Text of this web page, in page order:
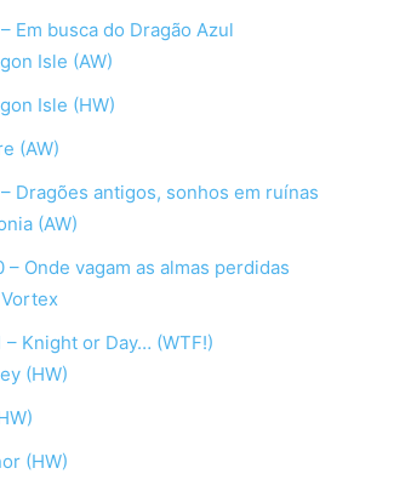
Em busca do Dragão Azul
Isle (AW)
Isle (HW)
(AW)
Dragões antigos, sonhos em ruínas
(AW)
– Onde vagam as almas perdidas
– Knight or Day… (WTF!)
(HW)
(HW)